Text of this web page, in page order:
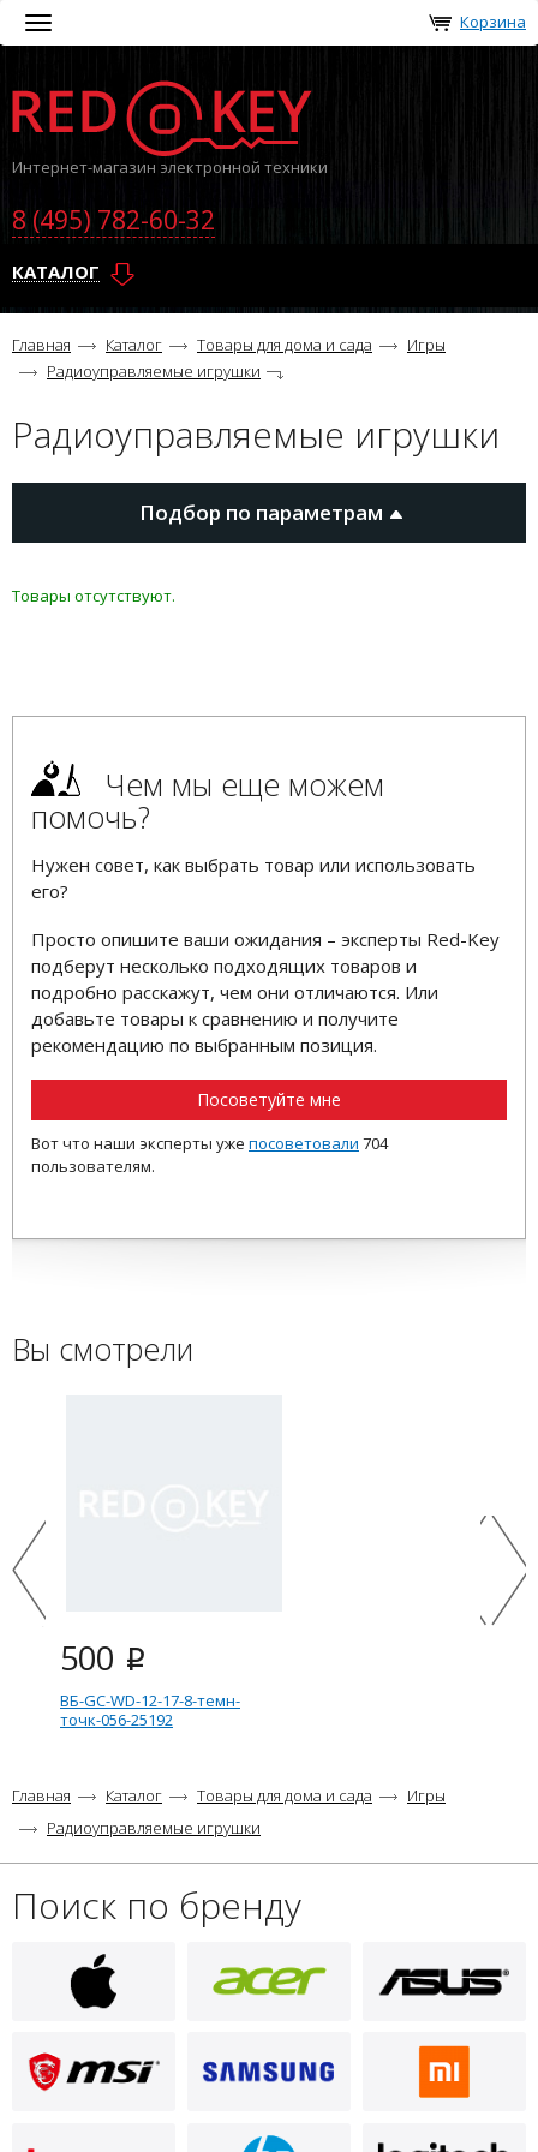
Toggle
navigation
Корзина
Интернет-магазин электронной техники
8 (495) 782-60-32
КАТАЛОГ
Главная Каталог Товары для дома и сада
Игры
Радиоуправляемые игрушки
Радиоуправляемые игрушки
Подбор по параметрам
Товары отсутствуют.
Чем мы еще можем
помочь?
Нужен совет, как выбрать товар или использовать
его?
Просто опишите ваши ожидания – эксперты Red-Key
подберут несколько подходящих товаров и
подробно расскажут, чем они отличаются. Или
добавьте товары к сравнению и получите
рекомендацию по выбранным позиция.
Посоветуйте мне
Вот что наши эксперты уже посоветовали 704
пользователям.
Вы смотрели
500 i
ВБ-GC-WD-12-17-8-темн-
точк-056-25192
ВБ-GC-WD-12-17-8-свет-точк-
Главная Каталог Товары для дома и сада
Игры
Радиоуправляемые игрушки
Поиск по бренду